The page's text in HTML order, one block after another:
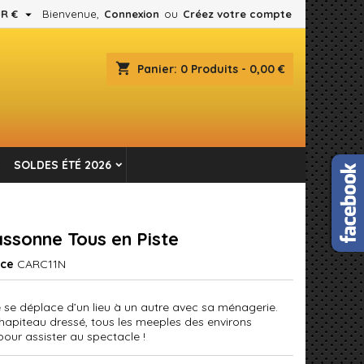
Bienvenue, Connexion ou Créez votre compte
€ 
shopping_cart Panier: 0 Produits - 0,00 €
SOLDES ÉTÉ 2026
Tous en Piste
CARC11N
se déplace d’un lieu à un autre avec sa ménagerie.
dressé, tous les meeples des environs
assister au spectacle !